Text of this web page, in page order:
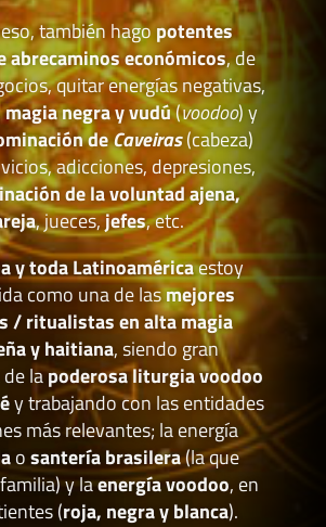
también hagopotentes
abrecaminos económicos, de
quitar energías negativas,
magia negra y vudú(voodoo) y
deCaveiras(cabeza)
adicciones, depresiones,
de la voluntad ajena,
, jueces,jefes, etc.
y toda Latinoaméricaestoy
como una de lasmejores
/ ritualistas en alta magia
y haitiana, siendo gran
de lapoderosa liturgia voodoo
y trabajando con las entidades
más relevantes; la energía
osantería brasilera(la que
y laenergía voodoo, en
(roja, negra y blanca).